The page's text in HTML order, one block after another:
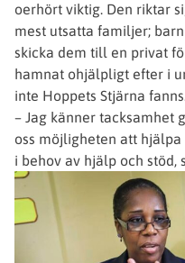
oerhört viktig. Den riktar
mest utsatta familjer;
skicka dem till en privat
hamnat ohjälpligt efter i
inte Hoppets Stjärna
– Jag känner tacksamhet
oss möjligheten att
i behov av hjälp och stöd,